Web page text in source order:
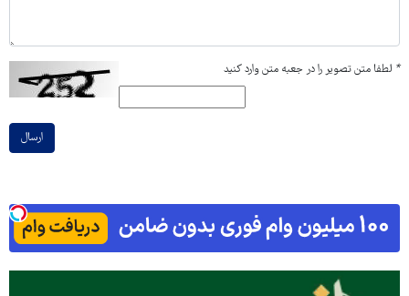
* لطفا متن تصویر را در جعبه متن وارد کنید
ارسال